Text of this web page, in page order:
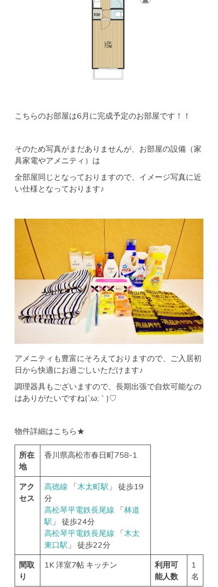
こちらのお部屋は6月に完成予定のお部屋です！！
そのため写真がまだありませんが、お部屋の設備（家
具家電やアメニティ）は
全部屋同じとなっておりますので、イメージ写真に近
い仕様となっております♪
アメニティも豊富にそろえておりますので、ご入居初
日から快適にお過ごしいただけます♪
調理器具もございますので、長期出張で自炊可能なの
はありがたいですね(´;ω;｀)♡
物件詳細はこちら★
所在
地
香川県高松市春日町758-1
アク
セス
高徳線 「木太町駅 」 徒歩19
分
高松琴平電鉄長尾線 「林道
駅 」 徒歩24分
高松琴平電鉄長尾線 「木太
東口駅 」 徒歩22分
間取
り
1K 洋室7帖 キッチン
利用可
能人数
1
名